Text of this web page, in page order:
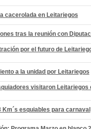
cacerolada en Leitariegos
tras la reunión con
por el futuro de
a la unidad por Leitariegos
visitaron Leitariegos
Km´s esquiables para carnaval